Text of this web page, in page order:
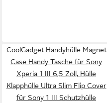
CoolGadget Handyhülle Magnet
Case Handy Tasche für Sony
Xperia 1 III 6,5 Zoll, Hülle
Klapphülle Ultra Slim Flip Cover
für Sony 1 III Schutzhülle